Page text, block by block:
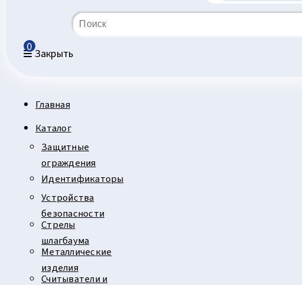
0Закрыть
Главная
Каталог
Защитные
ограждения
Идентификаторы
Устройства
безопасности
Стрелы
шлагбаума
Металлические
изделия
Считыватели и